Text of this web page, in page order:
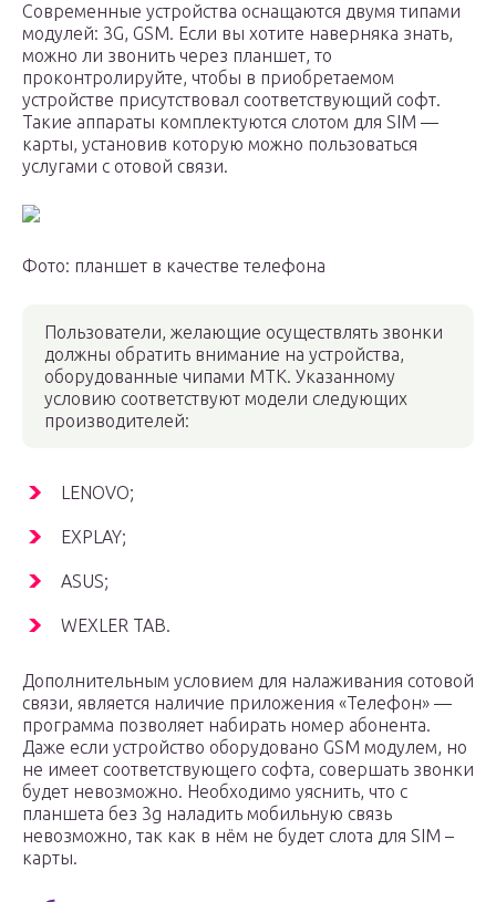
Современные устройства оснащаются двумя типами
модулей: 3G, GSM. Если вы хотите наверняка знать,
можно ли звонить через планшет, то
проконтролируйте, чтобы в приобретаемом
устройстве присутствовал соответствующий софт.
Такие аппараты комплектуются слотом для SIM —
карты, установив которую можно пользоваться
услугами с отовой связи.
Фото: планшет в качестве телефона
Пользователи, желающие осуществлять звонки
должны обратить внимание на устройства,
оборудованные чипами МТК. Указанному
условию соответствуют модели следующих
производителей:
LENOVO;
EXPLAY;
ASUS;
WEXLER TAB.
Дополнительным условием для налаживания сотовой
связи, является наличие приложения «Телефон» —
программа позволяет набирать номер абонента.
Даже если устройство оборудовано GSM модулем, но
не имеет соответствующего софта, совершать звонки
будет невозможно. Необходимо уяснить, что с
планшета без 3g наладить мобильную связь
невозможно, так как в нём не будет слота для SIM –
карты.